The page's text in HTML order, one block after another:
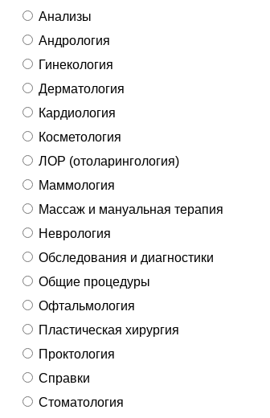
Анализы
Андрология
Гинекология
Дерматология
Кардиология
Косметология
ЛОР (отоларингология)
Маммология
Массаж и мануальная терапия
Неврология
Обследования и диагностики
Общие процедуры
Офтальмология
Пластическая хирургия
Проктология
Справки
Стоматология